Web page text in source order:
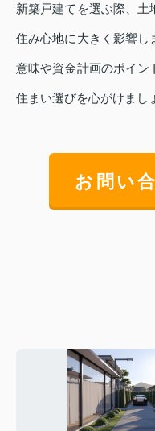
新築戸建てを選ぶ際、
住み心地に大きく影響し
意味や資金計画のポイン
住まい選びを心がけまし
お問い